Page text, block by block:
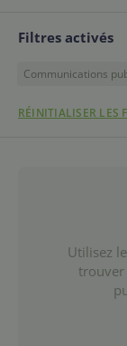
Filtres activés
Communications
RÉINITIALISER LES
Utilisez
trouver